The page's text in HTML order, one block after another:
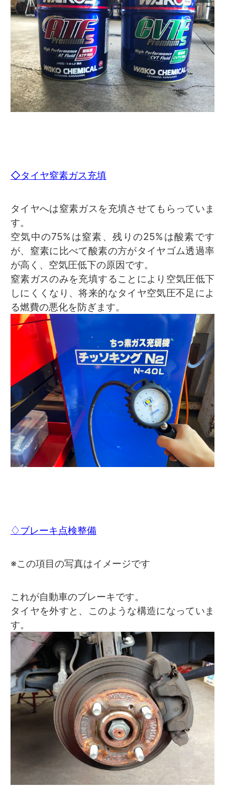
◇タイヤ窒素ガス充填
タイヤへは窒素ガスを充填させてもらっていま
す。
空気中の75%は窒素、残りの25%は酸素です
が、窒素に比べて酸素の方がタイヤゴム透過率
が高く、空気圧低下の原因です。
窒素ガスのみを充填することにより空気圧低下
しにくくなり、将来的なタイヤ空気圧不足によ
る燃費の悪化を防ぎます。
♢ブレーキ点検整備
※この項目の写真はイメージです
これが自動車のブレーキです。
タイヤを外すと、このような構造になっていま
す。